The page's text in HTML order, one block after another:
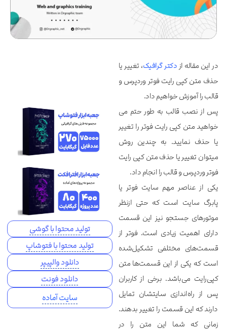
در این مقاله از دکتر گرافیک، تغییر یا
حذف متن کپی رایت فوتر وردپرس و
قالب را آموزش خواهیم داد.
پس از نصب قالب به طور حتم می
خواهید متن کپی رایت فوتر را تغییر
یا حذف نمایید. به چندین روش
میتوان تغییر یا حذف متن کپی رایت
فوتر وردپرس و قالب را انجام داد.
یکی از عناصر مهم سایت فوتر یا
پابرگ سایت است که حتی ازنظر
موتورهای جستجو نیز این قسمت
دارای اهمیت زیادی است. فوتر از
قسمت‌های مختلفی تشکیل‌شده
است که یکی از این قسمت‌ها متن
کپی‌رایت می‌باشد. برخی از کاربران
پس از راه‌اندازی سایتشان تمایل
دارند که این قسمت را تغییر بدهند.
زمانی که شما این متن را در
تولید محتوا با گوشی
تولید محتوا با فتوشاپ
دانلود والپیپر
دانلود فونت
سایت آماده